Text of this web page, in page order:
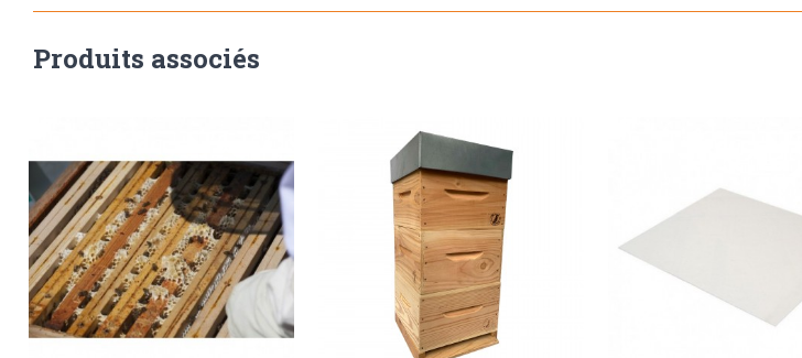
Produits associés